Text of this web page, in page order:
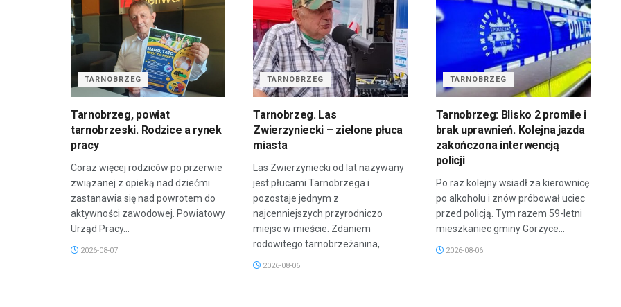
TARNOBRZEG
Tarnobrzeg, powiat
tarnobrzeski. Rodzice a rynek
pracy
Coraz więcej rodziców po przerwie
związanej z opieką nad dziećmi
zastanawia się nad powrotem do
aktywności zawodowej. Powiatowy
Urząd Pracy...
2026-08-07
TARNOBRZEG
Tarnobrzeg. Las
Zwierzyniecki – zielone płuca
miasta
Las Zwierzyniecki od lat nazywany
jest płucami Tarnobrzega i
pozostaje jednym z
najcenniejszych przyrodniczo
miejsc w mieście. Zdaniem
rodowitego tarnobrzeżanina,...
2026-08-06
TARNOBRZEG
Tarnobrzeg: Blisko 2 promile i
brak uprawnień. Kolejna jazda
zakończona interwencją
policji
Po raz kolejny wsiadł za kierownicę
po alkoholu i znów próbował uciec
przed policją. Tym razem 59-letni
mieszkaniec gminy Gorzyce...
2026-08-06